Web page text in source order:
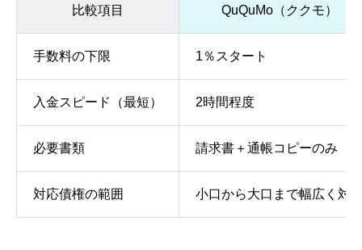
比較項目 QuQuMo（ククモ）
手数料の下限 1％スタート
入金スピード（最短） 2時間程度
必要書類 請求書＋通帳コピーのみ
対応債権の範囲 小口から大口まで幅広く対